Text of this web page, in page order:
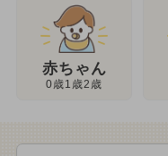
赤ちゃん
0歳1歳2歳